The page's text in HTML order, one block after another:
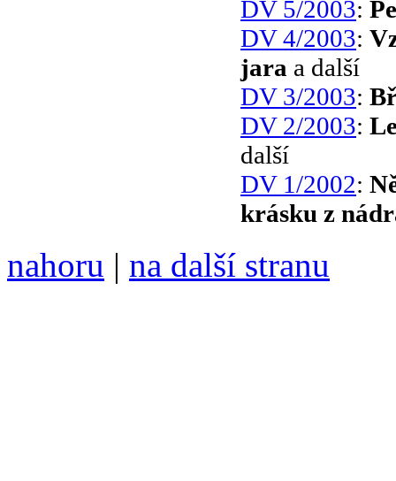
DV 5/2003:
DV 4/2003:
jara a další
DV 3/2003:
DV 2/2003:
další
DV 1/2002:
krásku z
nahoru | na další stranu